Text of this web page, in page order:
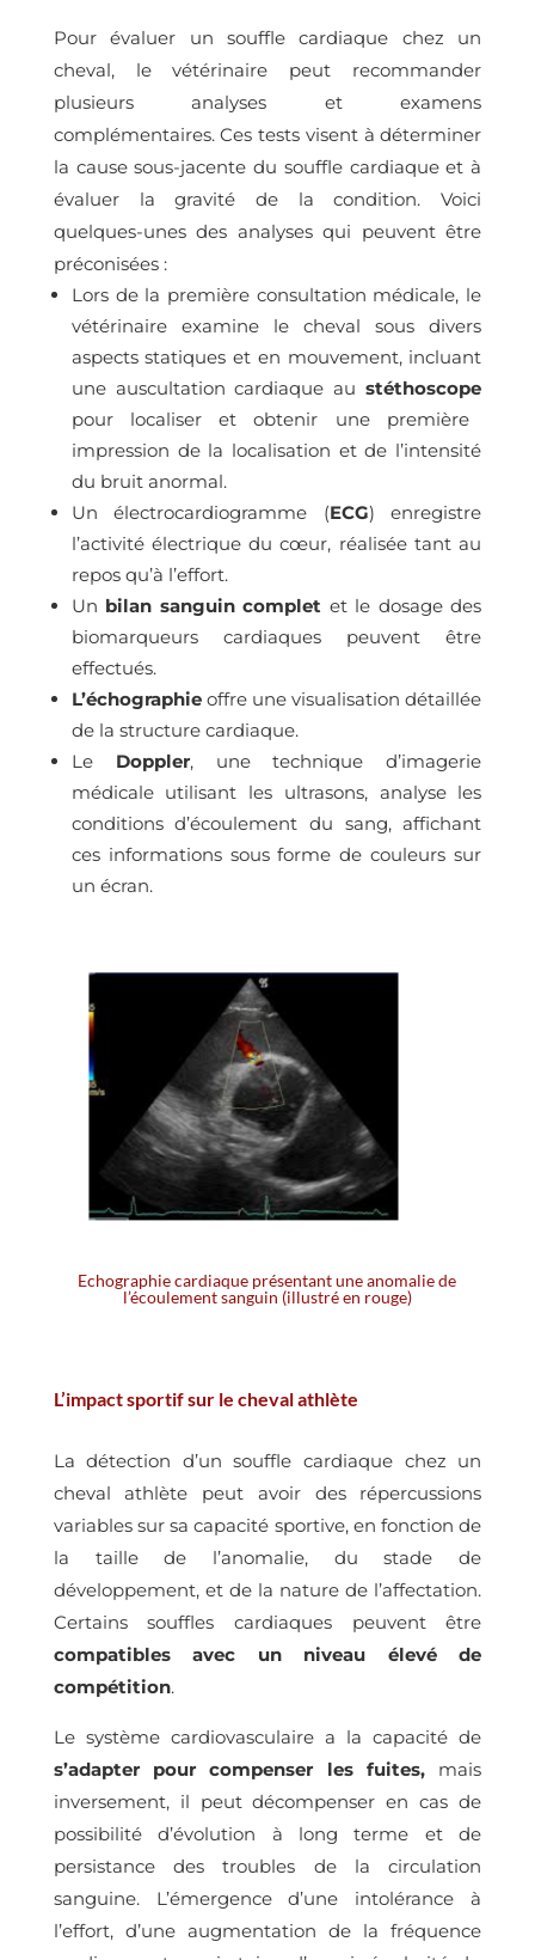
Pour évaluer un souffle cardiaque chez un
cheval, le vétérinaire peut recommander
plusieurs analyses et examens
complémentaires. Ces tests visent à déterminer
la cause sous-jacente du souffle cardiaque et à
évaluer la gravité de la condition. Voici
quelques-unes des analyses qui peuvent être
préconisées :
Lors de la première consultation médicale, le
vétérinaire examine le cheval sous divers
aspects statiques et en mouvement, incluant
une auscultation cardiaque austéthoscope
pour localiser et obtenir une première
impression de la localisation et de l’intensité
du bruit anormal.
Un électrocardiogramme (ECG) enregistre
l’activité électrique du cœur, réalisée tant au
repos qu’à l’effort.
Un bilan sanguin complet et le dosage des
biomarqueurs cardiaques peuvent être
effectués.
L’échographieoffre une visualisation détaillée
de la structure cardiaque.
Le Doppler, une technique d’imagerie
médicale utilisant les ultrasons, analyse les
conditions d’écoulement du sang, affichant
ces informations sous forme de couleurs sur
un écran.
Echographie cardiaque présentant une anomalie de
l’écoulement sanguin (illustré en rouge)
L’impact sportif sur le cheval athlète
La détection d’un souffle cardiaque chez un
cheval athlète peut avoir des répercussions
variables sur sa capacité sportive, en fonction de
la taille de l’anomalie, du stade de
développement, et de la nature de l’affectation.
Certains souffles cardiaques peuvent être
compatibles avec un niveau élevé de
compétition.
Le système cardiovasculaire a la capacité de
s’adapter pour compenser les fuites,mais
inversement, il peut décompenser en cas de
possibilité d’évolution à long terme et de
persistance des troubles de la circulation
sanguine. L’émergence d’une intolérance à
l’effort, d’une augmentation de la fréquence